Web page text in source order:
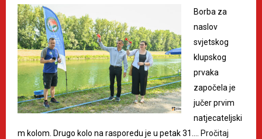
Borba za
naslov
svjetskog
klupskog
prvaka
započela je
jučer prvim
natjecateljski
m kolom. Drugo kolo na rasporedu je u petak 31.…
Pročitaj